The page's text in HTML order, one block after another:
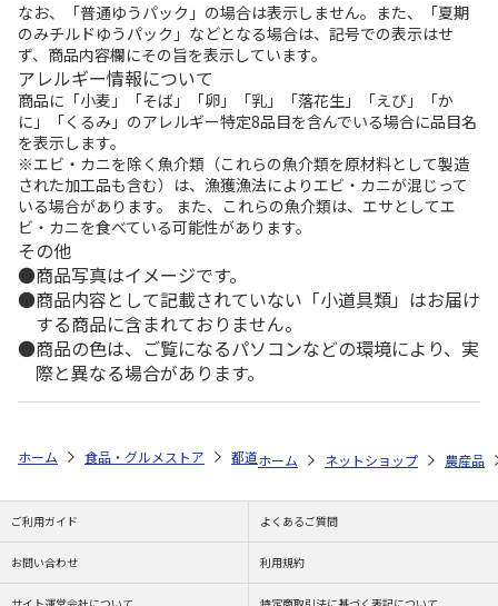
なお、「普通ゆうパック」の場合は表示しません。また、「夏期
のみチルドゆうパック」などとなる場合は、記号での表示はせ
ず、商品内容欄にその旨を表示しています。
アレルギー情報について
商品に「小麦」「そば」「卵」「乳」「落花生」「えび」「か
に」「くるみ」のアレルギー特定8品目を含んでいる場合に品目名
を表示します。
※エビ・カニを除く魚介類（これらの魚介類を原材料として製造
された加工品も含む）は、漁獲漁法によりエビ・カニが混じって
いる場合があります。 また、これらの魚介類は、エサとしてエ
ビ・カニを食べている可能性があります。
その他
商品写真はイメージです。
商品内容として記載されていない「小道具類」はお届け
する商品に含まれておりません。
商品の色は、ご覧になるパソコンなどの環境により、実
際と異なる場合があります。
ホーム 食品・グルメストア 都道府県から探す 岐阜県 ふるや五
ホーム ネットショップ 農産品
ご利用ガイド よくあるご質問
お問い合わせ 利用規約